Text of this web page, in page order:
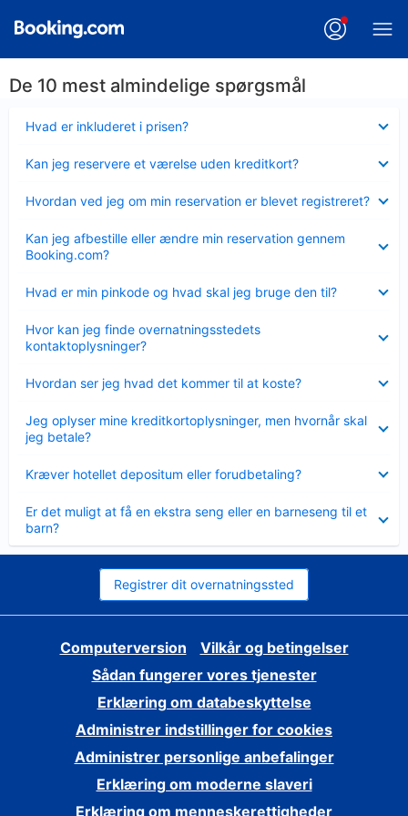
De 10 mest almindelige spørgsmål
Hvad er inkluderet i prisen?
Kan jeg reservere et værelse uden kreditkort?
Hvordan ved jeg om min reservation er blevet registreret?
Kan jeg afbestille eller ændre min reservation gennem
Booking.com?
Hvad er min pinkode og hvad skal jeg bruge den til?
Hvor kan jeg finde overnatningsstedets
kontaktoplysninger?
Hvordan ser jeg hvad det kommer til at koste?
Jeg oplyser mine kreditkortoplysninger, men hvornår skal
jeg betale?
Kræver hotellet depositum eller forudbetaling?
Er det muligt at få en ekstra seng eller en barneseng til et
barn?
Registrer dit overnatningssted
Computerversion
Vilkår og betingelser
Sådan fungerer vores tjenester
Erklæring om databeskyttelse
Administrer indstillinger for cookies
Administrer personlige anbefalinger
Erklæring om moderne slaveri
Erklæring om menneskerettigheder